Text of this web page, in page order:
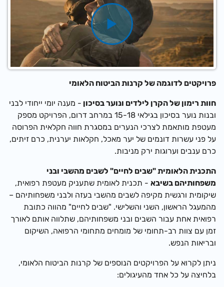
פרויקטים לדוגמה של קרנות הביטוח הלאומי
חוות רימון של הקרן לילדים ונוער בסיכון- מענה יומי ייחודי לבני
ובנות נוער בסיכון בגילאי 15-18 במרחב דרום,
ה פרויקט מספק
מעטפת מותאמת לצרכי הנערים במסגרת חווה חקלאית הפרוסה
על פני עשרות דונמים של יער מאכל, חקלאות יערנית, כרם זיתים,
כרם ענבים וערוגות ירק מניבות.
התכנית הלאומית "שבים לחיים" לשבים מהשבי ובני
משפחותיהם בשיבא- תכנית לאומית שתעניק מעטפת רפואית,
שיקומית ורגשית מקיפה לשבים מהשבי בעזה ולבני משפחותיהם –
מהמעגל הראשון, השני והשלישי. "שבים לחיים" מהווה כתובת
רפואית אחת עבור השבים ובני משפחותיהם, שתלווה אותם לאורך
זמן עם צוות רב-תחומי של מומחים מתחומי הרפואה, השיקום
ובריאות הנפש.
ניתן לקרוא על הפרויקטים הנוספים של קרנות הביטוח הלאומי,
בלחיצה על כל אחד מהעיגולים: